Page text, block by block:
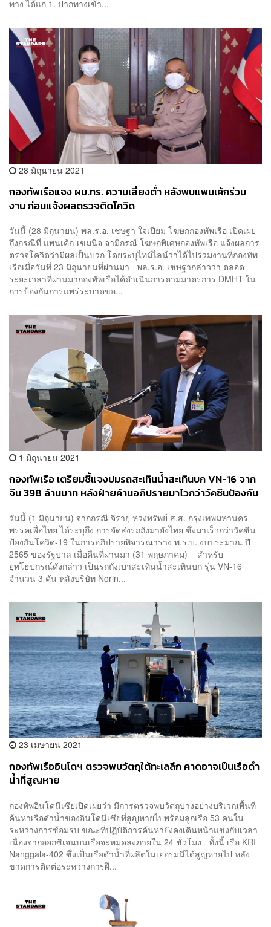
ทาง ได้แก่ 1. ปากทางเข้า...
28 มิถุนายน 2021
กองทัพเรือแจง ผบ.ทร. ความเสี่ยงต่ำ หลังพบแพนเค้กร่วม
งาน ก่อนแจ้งผลตรวจติดโควิด
วันนี้ (28 มิถุนายน) พล.ร.อ. เชษฐา ใจเปี่ยม โฆษกกองทัพเรือ เปิดเผย
ถึงกรณีที่ แพนเค้ก-เขมนิจ จามิกรณ์ โฆษกพิเศษกองทัพเรือ แจ้งผลการ
ตรวจโควิดว่ามีผลเป็นบวก โดยระบุไทม์ไลน์ว่าได้ไปร่วมงานที่กองทัพ
เรือเมื่อวันที่ 23 มิถุนายนที่ผ่านมา พล.ร.อ. เชษฐากล่าวว่า ตลอด
ระยะเวลาที่ผ่านมากองทัพเรือได้ดำเนินการตามมาตรการ DMHT ใน
การป้องกันการแพร่ระบาดขอ...
1 มิถุนายน 2021
กองทัพเรือ เตรียมชี้แจงปมรถสะเทินน้ำสะเทินบก VN-16 จาก
จีน 398 ล้านบาท หลังฝ่ายค้านอภิปรายมาไวกว่าวัคซีนป้องกัน
วันนี้ (1 มิถุนายน) จากกรณี จิรายุ ห่วงทรัพย์ ส.ส. กรุงเทพมหานคร
พรรคเพื่อไทย ได้ระบุถึง การจัดส่งรถถังมายังไทย ซึ่งมาเร็วกว่าวัคซีน
ป้องกันโควิด-19 ในการอภิปรายพิจารณาร่าง พ.ร.บ. งบประมาณ ปี
2565 ของรัฐบาล เมื่อคืนที่ผ่านมา (31 พฤษภาคม) สำหรับ
ยุทโธปกรณ์ดังกล่าว เป็นรถถังเบาสะเทินน้ำสะเทินบก รุ่น VN-16
จำนวน 3 คัน หลังบริษัท Norin...
23 เมษายน 2021
กองทัพเรืออินโดฯ ตรวจพบวัตถุใต้ทะเลลึก คาดอาจเป็นเรือดำ
น้ำที่สูญหาย
กองทัพอินโดนีเซียเปิดเผยว่า มีการตรวจพบวัตถุบางอย่างบริเวณพื้นที่
ค้นหาเรือดำน้ำของอินโดนีเซียที่สูญหายไปพร้อมลูกเรือ 53 คนใน
ระหว่างการซ้อมรบ ขณะที่ปฏิบัติการค้นหายังคงเดินหน้าแข่งกับเวลา
เนื่องจากออกซิเจนบนเรือจะหมดลงภายใน 24 ชั่วโมง ทั้งนี้ เรือ KRI
Nanggala-402 ซึ่งเป็นเรือดำน้ำที่ผลิตในเยอรมนีได้สูญหายไป หลัง
ขาดการติดต่อระหว่างการฝึ...